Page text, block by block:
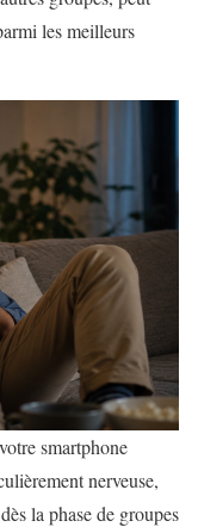
les meilleurs
smartphone
nerveuse,
la phase de groupes